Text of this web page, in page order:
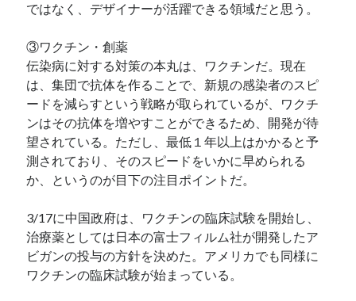
ではなく、デザイナーが活躍できる領域だと思う。
③ワクチン・創薬
伝染病に対する対策の本丸は、ワクチンだ。現在
は、集団で抗体を作ることで、新規の感染者のスピ
ードを減らすという戦略が取られているが、ワクチ
ンはその抗体を増やすことができるため、開発が待
望されている。ただし、最低１年以上はかかると予
測されており、そのスピードをいかに早められる
か、というのが目下の注目ポイントだ。
3/17に中国政府は、ワクチンの臨床試験を開始し、
治療薬としては日本の富士フィルム社が開発したア
ビガンの投与の方針を決めた。アメリカでも同様に
ワクチンの臨床試験が始まっている。